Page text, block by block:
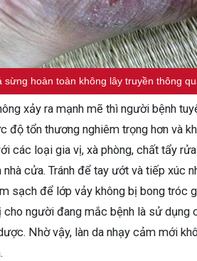
sừng hoàn toàn không lây truyền thông
xảy ra mạnh mẽ thì người bệnh
độ tổn thương nghiêm trọng hơn và
các loại gia vị, xà phòng, chất tẩy
cửa. Tránh để tay ướt và tiếp xúc
sạch để lớp vảy không bị bong tróc
người đang mắc bệnh là sử dụng
Nhờ vậy, làn da nhạy cảm mới